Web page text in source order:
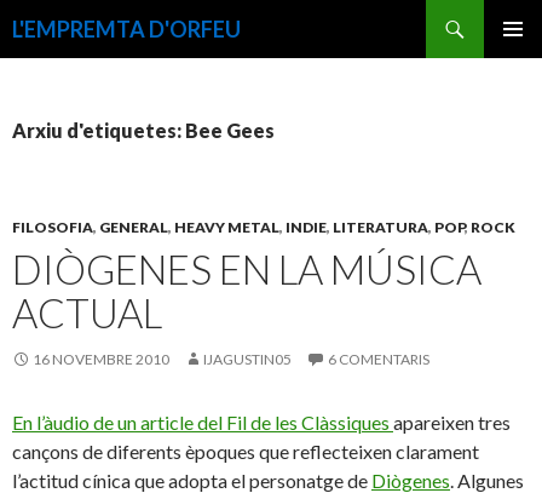
L'EMPREMTA D'ORFEU
Arxiu d'etiquetes: Bee Gees
FILOSOFIA, GENERAL, HEAVY METAL, INDIE, LITERATURA, POP, ROCK
DIÒGENES EN LA MÚSICA
ACTUAL
16 NOVEMBRE 2010 IJAGUSTIN05 6 COMENTARIS
En l’àudio de un article del Fil de les Clàssiques apareixen tres
cançons de diferents èpoques que reflecteixen clarament
l’actitud cínica que adopta el personatge de Diògenes. Algunes